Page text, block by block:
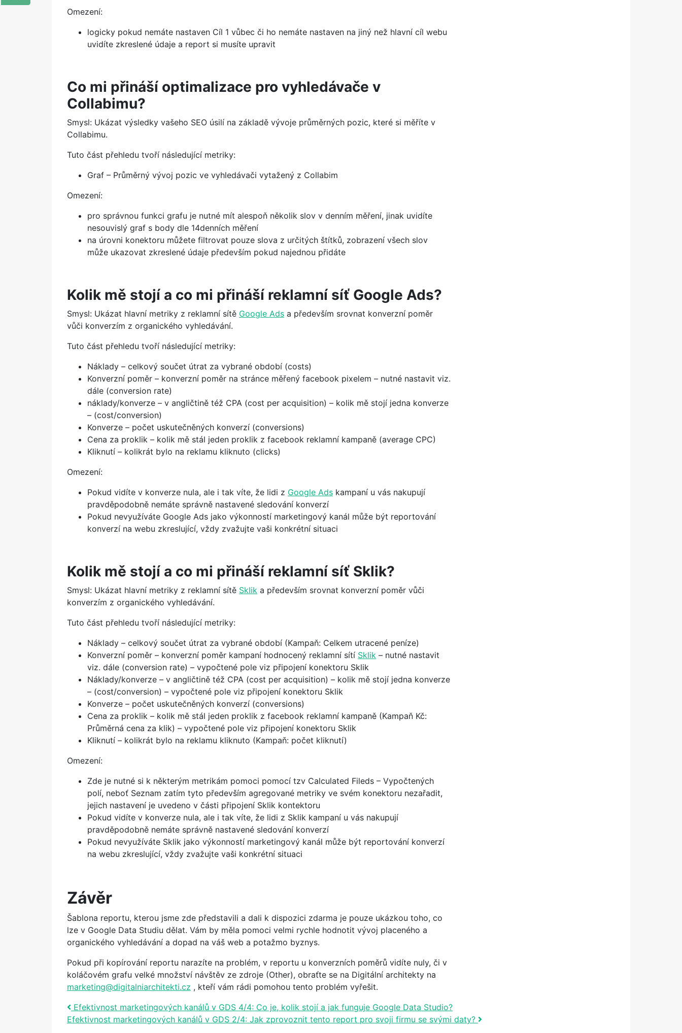
Omezení:
logicky pokud nemáte nastaven Cíl 1 vůbec či ho nemáte nastaven na jiný než hlavní cíl webu
uvidíte zkreslené údaje a report si musíte upravit
Co mi přináší optimalizace pro vyhledávače v
Collabimu?
Smysl: Ukázat výsledky vašeho SEO úsilí na základě vývoje průměrných pozic, které si měříte v
Collabimu.
Tuto část přehledu tvoří následující metriky:
Graf – Průměrný vývoj pozic ve vyhledávači vytažený z Collabim
Omezení:
pro správnou funkci grafu je nutné mít alespoň několik slov v denním měření, jinak uvidíte
nesouvislý graf s body dle 14denních měření
na úrovni konektoru můžete filtrovat pouze slova z určitých štítků, zobrazení všech slov
může ukazovat zkreslené údaje především pokud najednou přidáte
Kolik mě stojí a co mi přináší reklamní síť Google Ads?
Smysl: Ukázat hlavní metriky z reklamní sítě Google Ads a především srovnat konverzní poměr
vůči konverzím z organického vyhledávání.
Tuto část přehledu tvoří následující metriky:
Náklady – celkový součet útrat za vybrané období (costs)
Konverzní poměr – konverzní poměr na stránce měřený facebook pixelem – nutné nastavit viz.
dále (conversion rate)
náklady/konverze – v angličtině též CPA (cost per acquisition) – kolik mě stojí jedna konverze
– (cost/conversion)
Konverze – počet uskutečněných konverzí (conversions)
Cena za proklik – kolik mě stál jeden proklik z facebook reklamní kampaně (average CPC)
Kliknutí – kolikrát bylo na reklamu kliknuto (clicks)
Omezení:
Pokud vidíte v konverze nula, ale i tak víte, že lidi z Google Ads kampaní u vás nakupují
pravděpodobně nemáte správně nastavené sledování konverzí
Pokud nevyužíváte Google Ads jako výkonností marketingový kanál může být reportování
konverzí na webu zkreslující, vždy zvažujte vaši konkrétní situaci
Kolik mě stojí a co mi přináší reklamní síť Sklik?
Smysl: Ukázat hlavní metriky z reklamní sítě Sklik a především srovnat konverzní poměr vůči
konverzím z organického vyhledávání.
Tuto část přehledu tvoří následující metriky:
Náklady – celkový součet útrat za vybrané období (Kampaň: Celkem utracené peníze)
Konverzní poměr – konverzní poměr kampaní hodnocený reklamní sítí Sklik – nutné nastavit
viz. dále (conversion rate) – vypočtené pole viz připojení konektoru Sklik
Náklady/konverze – v angličtině též CPA (cost per acquisition) – kolik mě stojí jedna konverze
– (cost/conversion) – vypočtené pole viz připojení konektoru Sklik
Konverze – počet uskutečněných konverzí (conversions)
Cena za proklik – kolik mě stál jeden proklik z facebook reklamní kampaně (Kampaň Kč:
Průměrná cena za klik) – vypočtené pole viz připojení konektoru Sklik
Kliknutí – kolikrát bylo na reklamu kliknuto (Kampaň: počet kliknutí)
Omezení:
Zde je nutné si k některým metrikám pomoci pomocí tzv Calculated Fileds – Vypočtených
polí, neboť Seznam zatím tyto především agregované metriky ve svém konektoru nezařadit,
jejich nastavení je uvedeno v části připojení Sklik kontektoru
Pokud vidíte v konverze nula, ale i tak víte, že lidi z Sklik kampaní u vás nakupují
pravděpodobně nemáte správně nastavené sledování konverzí
Pokud nevyužíváte Sklik jako výkonností marketingový kanál může být reportování konverzí
na webu zkreslující, vždy zvažujte vaši konkrétní situaci
Závěr
Šablona reportu, kterou jsme zde představili a dali k dispozici zdarma je pouze ukázkou toho, co
lze v Google Data Studiu dělat. Vám by měla pomoci velmi rychle hodnotit vývoj placeného a
organického vyhledávání a dopad na váš web a potažmo byznys.
Pokud při kopírování reportu narazíte na problém, v reportu u konverzních poměrů vidíte nuly, či v
koláčovém grafu velké množství návštěv ze zdroje (Other), obraťte se na Digitální architekty na
marketing@digitalniarchitekti.cz , kteří vám rádi pomohou tento problém vyřešit.
Post navigation
Efektivnost marketingových kanálů v GDS 4/4: Co je, kolik stojí a jak funguje Google Data Studio?
Efektivnost marketingových kanálů v GDS 2/4: Jak zprovoznit tento report pro svoji firmu se svými daty?